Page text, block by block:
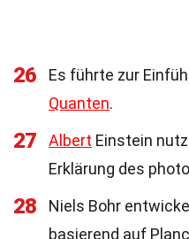
26
Es führte zur
Quanten.
27 Albert Einstein
Erklärung des
28
Niels Bohr
basierend auf